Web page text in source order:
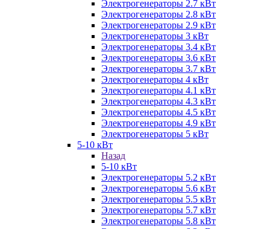
Электрогенераторы 2.7 кВт
Электрогенераторы 2.8 кВт
Электрогенераторы 2.9 кВт
Электрогенераторы 3 кВт
Электрогенераторы 3.4 кВт
Электрогенераторы 3.6 кВт
Электрогенераторы 3.7 кВт
Электрогенераторы 4 кВт
Электрогенераторы 4.1 кВт
Электрогенераторы 4.3 кВт
Электрогенераторы 4.5 кВт
Электрогенераторы 4.9 кВт
Электрогенераторы 5 кВт
5-10 кВт
Назад
5-10 кВт
Электрогенераторы 5.2 кВт
Электрогенераторы 5.6 кВт
Электрогенераторы 5.5 кВт
Электрогенераторы 5.7 кВт
Электрогенераторы 5.8 кВт